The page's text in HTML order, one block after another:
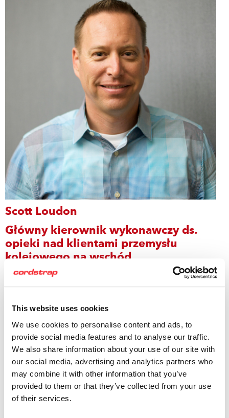
This website uses cookies
We use cookies to personalise content and ads, to
provide social media features and to analyse our traffic.
We also share information about your use of our site with
our social media, advertising and analytics partners who
may combine it with other information that you’ve
provided to them or that they’ve collected from your use
of their services.
Scott Loudon
Główny kierownik wykonawczy ds.
opieki nad klientami przemysłu
kolejowego na wschód
Scott pracuje w Cordstrap ponad 10 lat. W tym czasie
pomógł on ponad 500 firmom poprawić ich procedury
zapobieganiu uszkodzeniom towarów na torach
kolejowych Ameryki Północnej i dąży do stworzenia
bezpieczniejszych i łatwiejszych w użyciu systemów
zabezpieczania ładunków.
Scott jest członkiem stowarzyszenia AIST związanego z
technologiami żelaza i stali i obecnie pomaga
organizacjom kolejowym AAR i RAC w kwestiach